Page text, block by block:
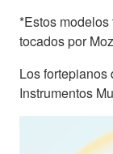
*Estos
tocados por
Los fortepianos
Instrumentos